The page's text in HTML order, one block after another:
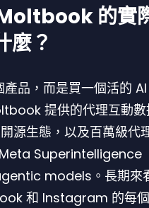
的實
麼？
品，而是買一個活的
提供的代理互動數
源生態，以及百萬級代
Superintelligence
models。長期來
和 Instagram 的每